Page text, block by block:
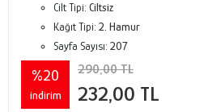
Cilt Tipi: Ciltsiz
Kağıt Tipi: 2. Hamur
Sayfa Sayısı: 207
%20
indirim
290,00 TL
232,00 TL